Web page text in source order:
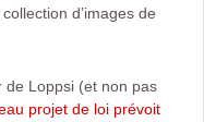
d’images de
de Loppsi (et non pas
projet de loi prévoit